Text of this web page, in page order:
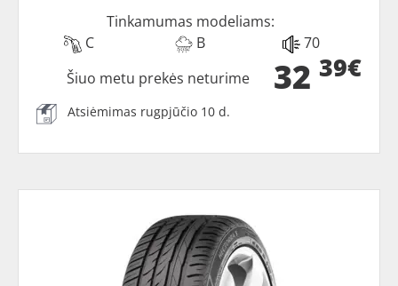
Tinkamumas modeliams:
C
B 70
32 39€
Šiuo metu prekės neturime
Atsiėmimas rugpjūčio 10 d.